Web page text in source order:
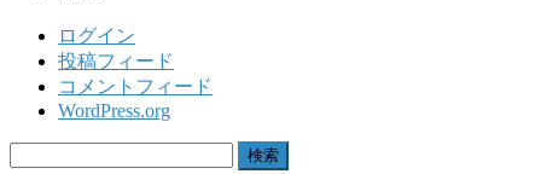
ログイン
投稿フィード
コメントフィード
WordPress.org